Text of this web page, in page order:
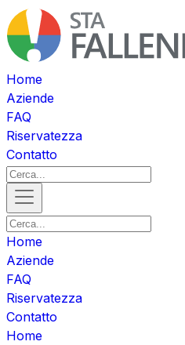
Home
Aziende
FAQ
Riservatezza
Contatto
Home
Aziende
FAQ
Riservatezza
Contatto
Home